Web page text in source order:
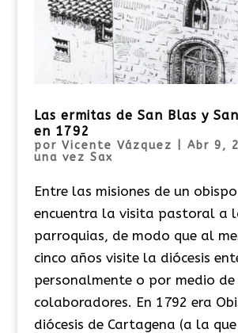
Las ermitas de San Blas y
en 1792
por Vicente Vázquez Abr 9,
una vez Sax
Entre las misiones de un
encuentra la visita pastoral a
parroquias, de modo que al
cinco años visite la diócesis
personalmente o por medio de
colaboradores. ​En 1792 era
diócesis de Cartagena (a la que